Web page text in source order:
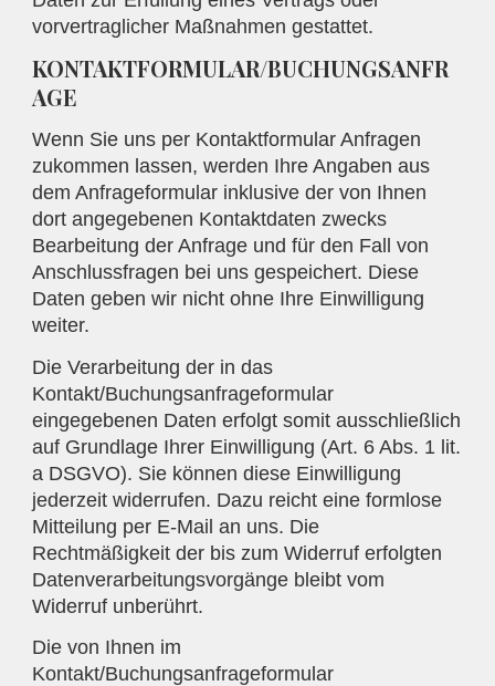
vorvertraglicher Maßnahmen gestattet.
KONTAKTFORMULAR/BUCHUNGSANFR
AGE
Wenn Sie uns per Kontaktformular Anfragen
zukommen lassen, werden Ihre Angaben aus
dem Anfrageformular inklusive der von Ihnen
dort angegebenen Kontaktdaten zwecks
Bearbeitung der Anfrage und für den Fall von
Anschlussfragen bei uns gespeichert. Diese
Daten geben wir nicht ohne Ihre Einwilligung
weiter.
Die Verarbeitung der in das
Kontakt/Buchungsanfrageformular
eingegebenen Daten erfolgt somit ausschließlich
auf Grundlage Ihrer Einwilligung (Art. 6 Abs. 1 lit.
a DSGVO). Sie können diese Einwilligung
jederzeit widerrufen. Dazu reicht eine formlose
Mitteilung per E-Mail an uns. Die
Rechtmäßigkeit der bis zum Widerruf erfolgten
Datenverarbeitungsvorgänge bleibt vom
Widerruf unberührt.
Die von Ihnen im
Kontakt/Buchungsanfrageformular